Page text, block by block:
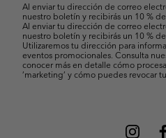
Al enviar tu dirección de correo
nuestro boletín y recibirás un 10 %
Al enviar tu dirección de correo
nuestro boletín y recibirás un 10 %
Utilizaremos tu dirección para
eventos promocionales. Consulta
conocer más en detalle cómo
’marketing’ y cómo puedes revocar